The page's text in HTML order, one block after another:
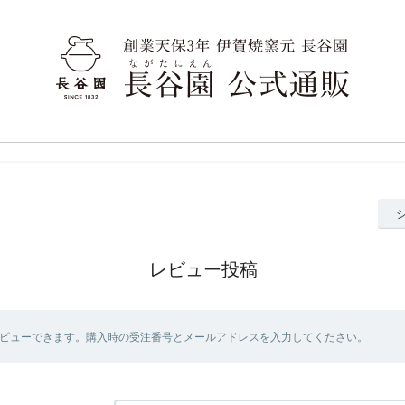
レビュー投稿
ューできます。購入時の受注番号とメールアドレスを入力してください。